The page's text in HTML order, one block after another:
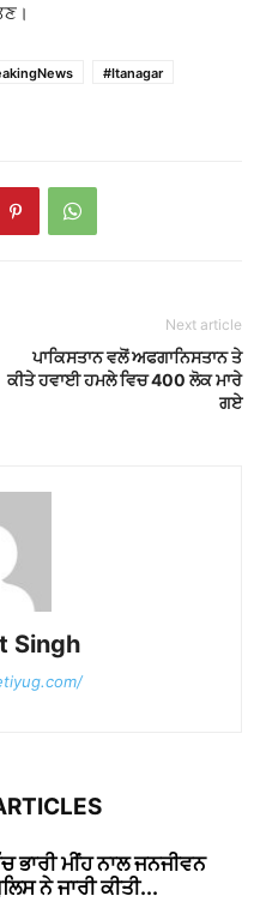
#Itanagar
Next article
ਪਾਕਿਸਤਾਨ ਵਲੋਂ ਅਫਗਾਨਿਸਤਾਨ ਤੇ
ਕੀਤੇ ਹਵਾਈ ਹਮਲੇ ਵਿਚ 400 ਲੋਕ ਮਾਰੇ
ਗਏ
Singh
ਭਾਰੀ ਮੀਂਹ ਨਾਲ ਜਨਜੀਵਨ
ਨੇ ਜਾਰੀ ਕੀਤੀ...